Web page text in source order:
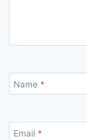
Name *
Email *